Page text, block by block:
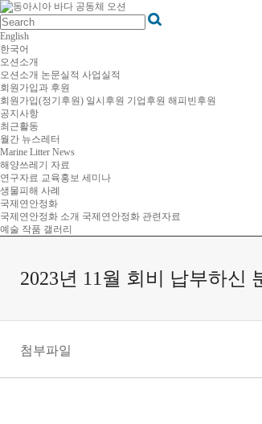
English
한국어
오션소개
오션소개 논문실적 사업실적
회원가입과 후원
회원가입(정기후원) 일시후원 기업후원 해피빈후원
공지사항
최근활동
월간 뉴스레터
Marine Litter News
해양쓰레기 자료
연구자료 교육홍보 세미나
생물피해 사례
국제연안정화
국제연안정화 소개 국제연안정화 관련자료
예술 작품 갤러리
2023년 11월 회비 납부하신
첨부파일